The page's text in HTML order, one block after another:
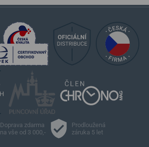
Doprava zdarma
na vše od 3 000,-
Prodloužená
záruka 5 let